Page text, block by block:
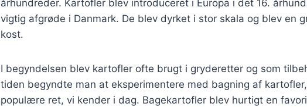
århundreder. Kartofler blev introduceret i Europa i det 16.
vigtig afgrøde i Danmark. De blev dyrket i stor skala og blev en
kost.
I begyndelsen blev kartofler ofte brugt i gryderetter og som
tiden begyndte man at eksperimentere med bagning af
populære ret, vi kender i dag. Bagekartofler blev hurtigt en